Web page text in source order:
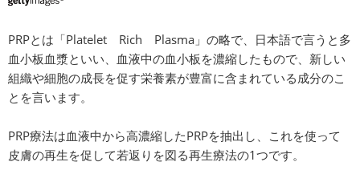
PRPとは「Platelet Rich Plasma」の略で、日本語で言うと多
血小板血漿といい、血液中の血小板を濃縮したもので、新しい
組織や細胞の成長を促す栄養素が豊富に含まれている成分のこ
とを言います。
PRP療法は血液中から高濃縮したPRPを抽出し、これを使って
皮膚の再生を促して若返りを図る再生療法の1つです。